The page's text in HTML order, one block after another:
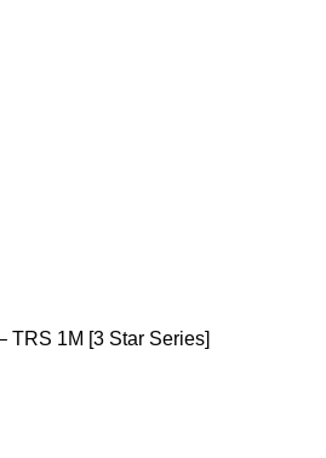
TRS 1M [3 Star Series]